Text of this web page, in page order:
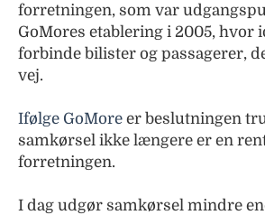
forretningen, som var
GoMores etablering i 2005, hvor
forbinde bilister og passagerer,
vej.
Ifølge GoMore er beslutningen
samkørsel ikke længere er en
forretningen.
I dag udgør samkørsel mindre